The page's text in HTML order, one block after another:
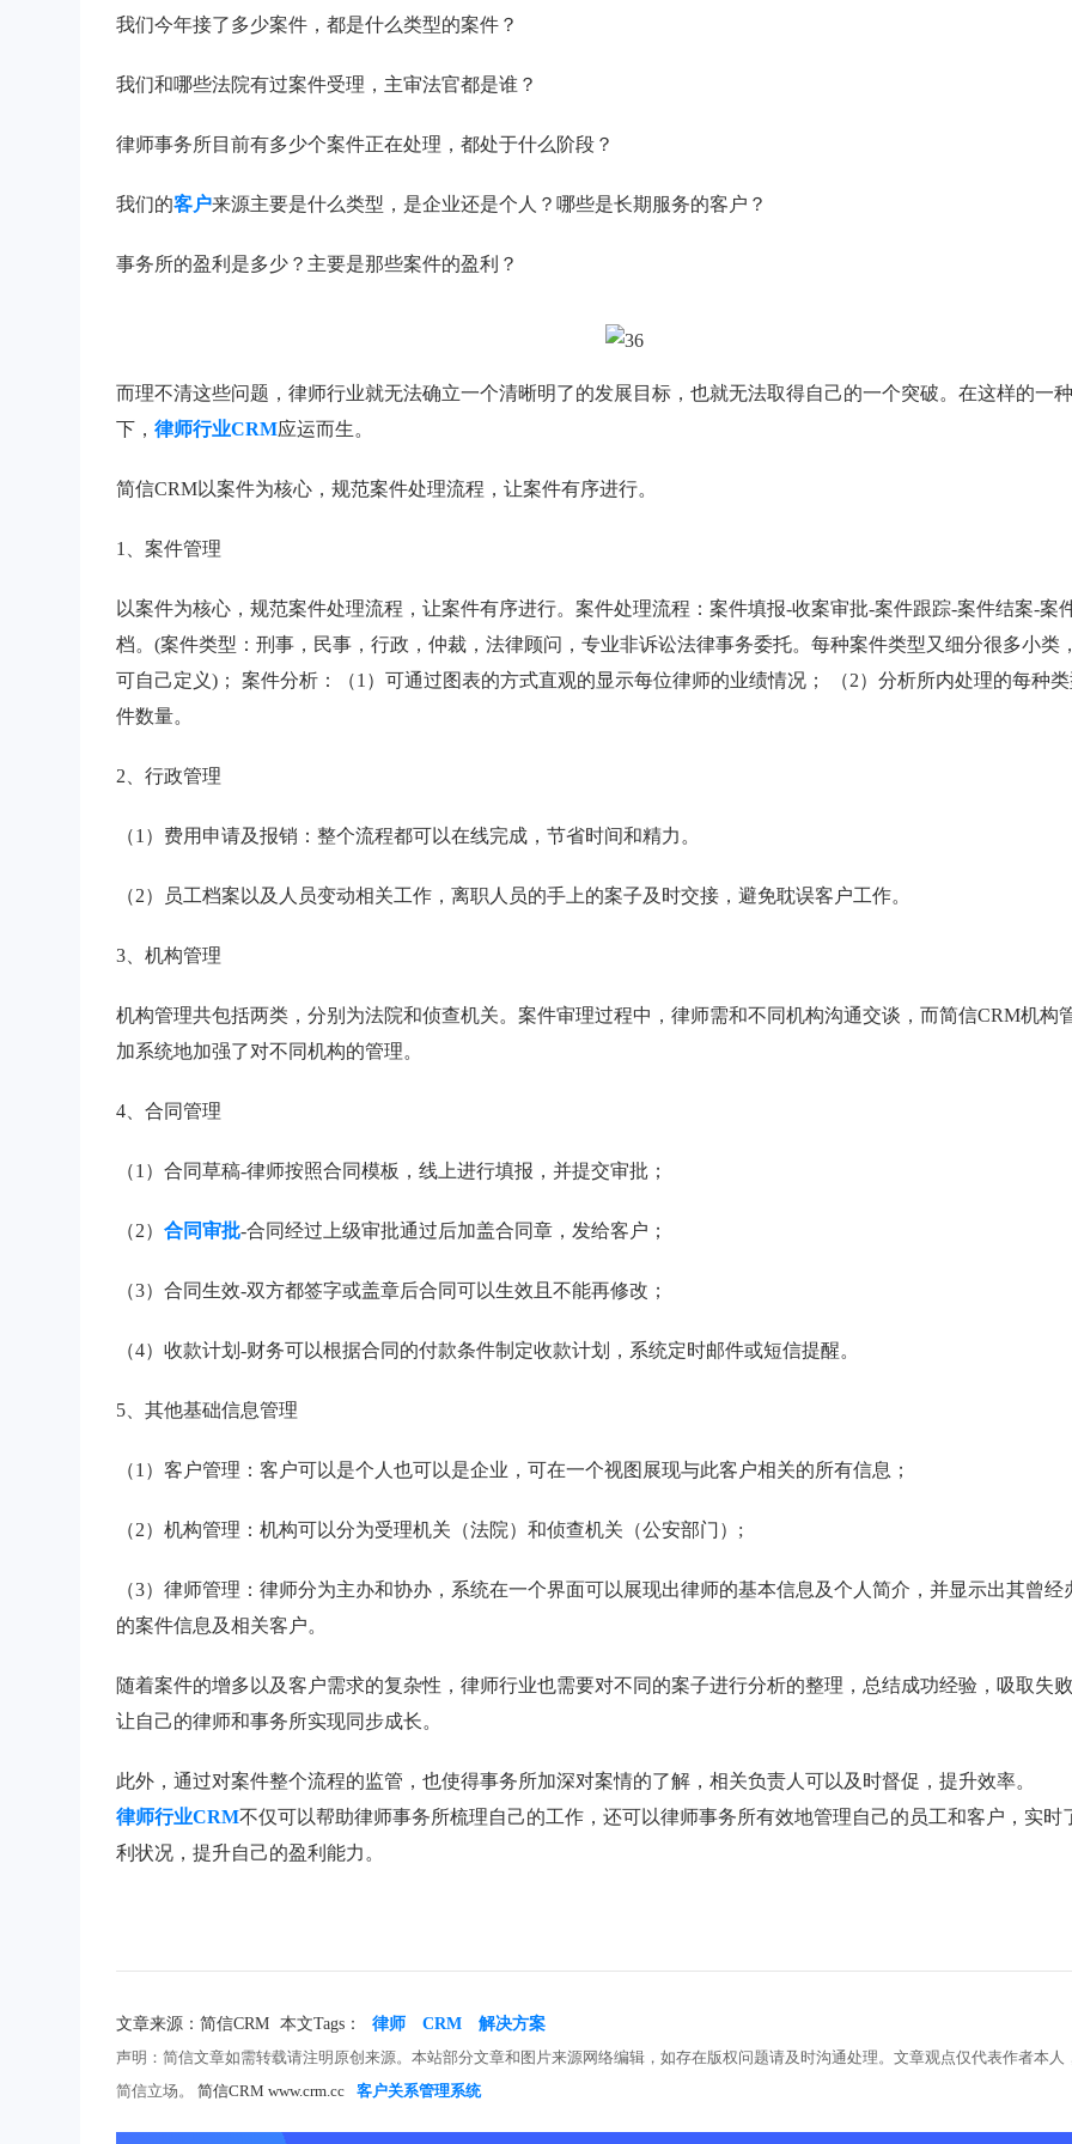
我们今年接了多少案件，都是什么类型的案件？
我们和哪些法院有过案件受理，主审法官都是谁？
律师事务所目前有多少个案件正在处理，都处于什么阶段？
我们的客户来源主要是什么类型，是企业还是个人？哪些是长期服务的客户？
事务所的盈利是多少？主要是那些案件的盈利？
而理不清这些问题，律师行业就无法确立一个清晰明了的发展目标，也就无法取得自己的一个突破。在这样的一
下，律师行业CRM应运而生。
简信CRM以案件为核心，规范案件处理流程，让案件有序进行。
1、案件管理
以案件为核心，规范案件处理流程，让案件有序进行。案件处理流程：案件填报-收案审批-案件跟踪-案件结案-案
档。(案件类型：刑事，民事，行政，仲裁，法律顾问，专业非诉讼法律事务委托。每种案件类型又细分很多小类
可自己定义)； 案件分析：（1）可通过图表的方式直观的显示每位律师的业绩情况； （2）分析所内处理的每种
件数量。
2、行政管理
（1）费用申请及报销：整个流程都可以在线完成，节省时间和精力。
（2）员工档案以及人员变动相关工作，离职人员的手上的案子及时交接，避免耽误客户工作。
3、机构管理
机构管理共包括两类，分别为法院和侦查机关。案件审理过程中，律师需和不同机构沟通交谈，而简信CRM机构
加系统地加强了对不同机构的管理。
4、合同管理
（1）合同草稿-律师按照合同模板，线上进行填报，并提交审批；
（2）合同审批-合同经过上级审批通过后加盖合同章，发给客户；
（3）合同生效-双方都签字或盖章后合同可以生效且不能再修改；
（4）收款计划-财务可以根据合同的付款条件制定收款计划，系统定时邮件或短信提醒。
5、其他基础信息管理
（1）客户管理：客户可以是个人也可以是企业，可在一个视图展现与此客户相关的所有信息；
（2）机构管理：机构可以分为受理机关（法院）和侦查机关（公安部门）;
（3）律师管理：律师分为主办和协办，系统在一个界面可以展现出律师的基本信息及个人简介，并显示出其曾经
的案件信息及相关客户。
随着案件的增多以及客户需求的复杂性，律师行业也需要对不同的案子进行分析的整理，总结成功经验，吸取失
让自己的律师和事务所实现同步成长。
此外，通过对案件整个流程的监管，也使得事务所加深对案情的了解，相关负责人可以及时督促，提升效率。
律师行业CRM不仅可以帮助律师事务所梳理自己的工作，还可以律师事务所有效地管理自己的员工和客户，实时
利状况，提升自己的盈利能力。
文章来源：简信CRM 本文Tags： 律师 CRM
解决方案
声明：简信文章如需转载请注明原创来源。本站部分文章和图片来源网络编辑，如存在版权问题请及时沟通处理。文章观点仅代表作者本人
简信立场。
简信CRM www.crm.cc 客户关系管理系统